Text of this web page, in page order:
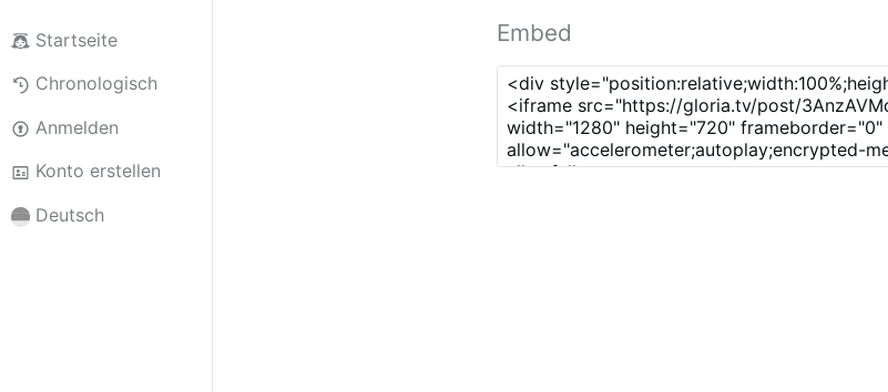
Startseite
Chronologisch
Anmelden
Konto erstellen
Deutsch
Embed